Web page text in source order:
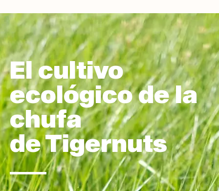
El cultivo
ecológico de la
chufa
de Tigernuts